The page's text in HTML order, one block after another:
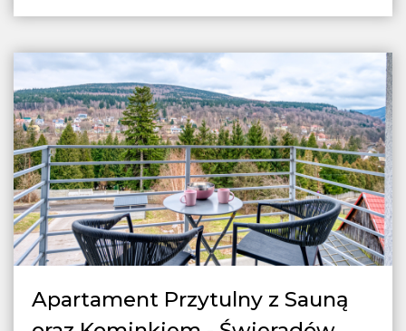
Apartament Przytulny z Sauną